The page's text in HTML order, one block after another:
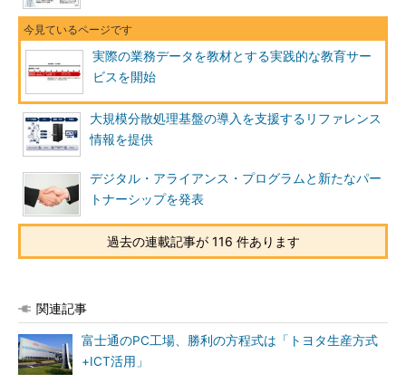
実際の業務データを教材とする実践的な教育サー
ビスを開始
大規模分散処理基盤の導入を支援するリファレンス
情報を提供
デジタル・アライアンス・プログラムと新たなパー
トナーシップを発表
過去の連載記事が 116 件あります
関連記事
富士通のPC工場、勝利の方程式は「トヨタ生産方式
+ICT活用」